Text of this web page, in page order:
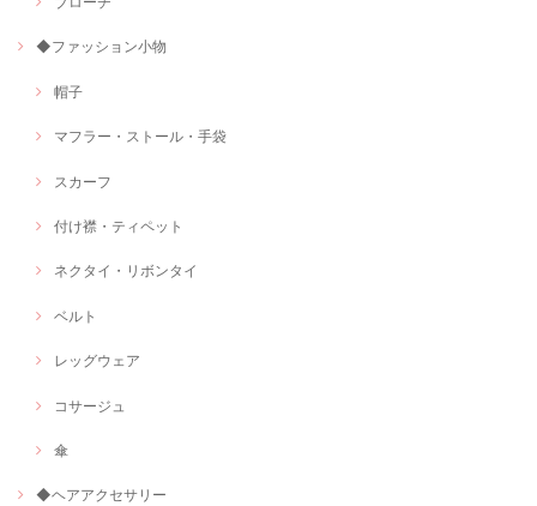
◆ファッション小物
帽子
マフラー・ストール・手袋
スカーフ
付け襟・ティペット
ネクタイ・リボンタイ
ベルト
レッグウェア
コサージュ
傘
◆ヘアアクセサリー